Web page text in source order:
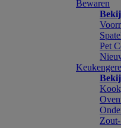
Bewaren
Pet